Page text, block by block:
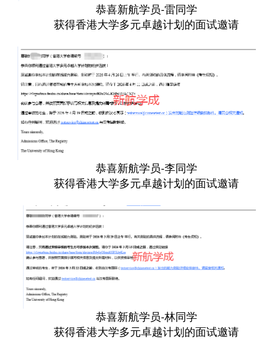
恭喜新航学员-雷同学
获得香港大学多元卓越计划的面试邀请
恭喜新航学员-李同学
获得香港大学多元卓越计划的面试邀请
恭喜新航学员-林同学
获得香港大学多元卓越计划的面试邀请